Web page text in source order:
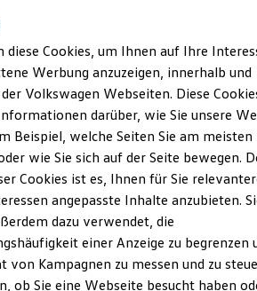
der ID. Modelle
im Winter
unterwegs
Zuhause
anfordern
stellen
diese Cookies, um Ihnen auf Ihre
Werbung anzuzeigen, innerhalb und
Volkswagen Webseiten. Diese
darüber, wie Sie unsere
Beispiel, welche Seiten Sie am meisten
wie Sie sich auf der Seite bewegen.
Cookies ist es, Ihnen für Sie
angepasste Inhalte anzubieten.
dazu verwendet, die
einer Anzeige zu begrenzen
Kampagnen zu messen und zu
ob Sie eine Webseite besucht haben